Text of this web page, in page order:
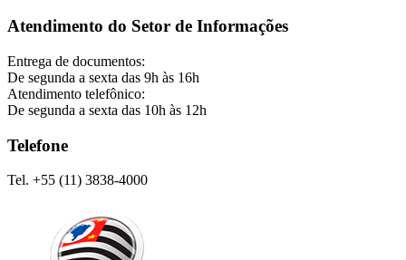
Atendimento do Setor de Informações
Entrega de documentos:
De segunda a sexta das 9h às 16h
Atendimento telefônico:
De segunda a sexta das 10h às 12h
Telefone
Tel. +55 (11) 3838-4000